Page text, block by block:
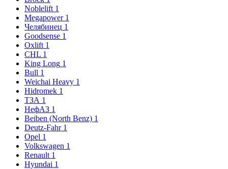
Noblelift 1
Megapower 1
Челябинец 1
Goodsense 1
Oxlift 1
CHL 1
King Long 1
Bull 1
Weichai Heavy 1
Hidromek 1
ТЗА 1
НефАЗ 1
Beiben (North Benz) 1
Deutz-Fahr 1
Opel 1
Volkswagen 1
Renault 1
Hyundai 1